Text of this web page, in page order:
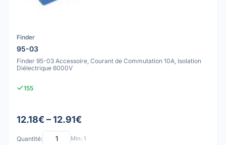
Finder
95-03
Finder 95-03 Accessoire, Courant de Commutation 10A, Isolation
Diélectrique 6000V
155
12.18€ – 12.91€
Quantité: Min: 1